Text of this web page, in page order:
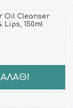
Oil Cleanser
Lips, 150ml